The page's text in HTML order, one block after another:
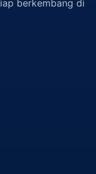
berkembang di